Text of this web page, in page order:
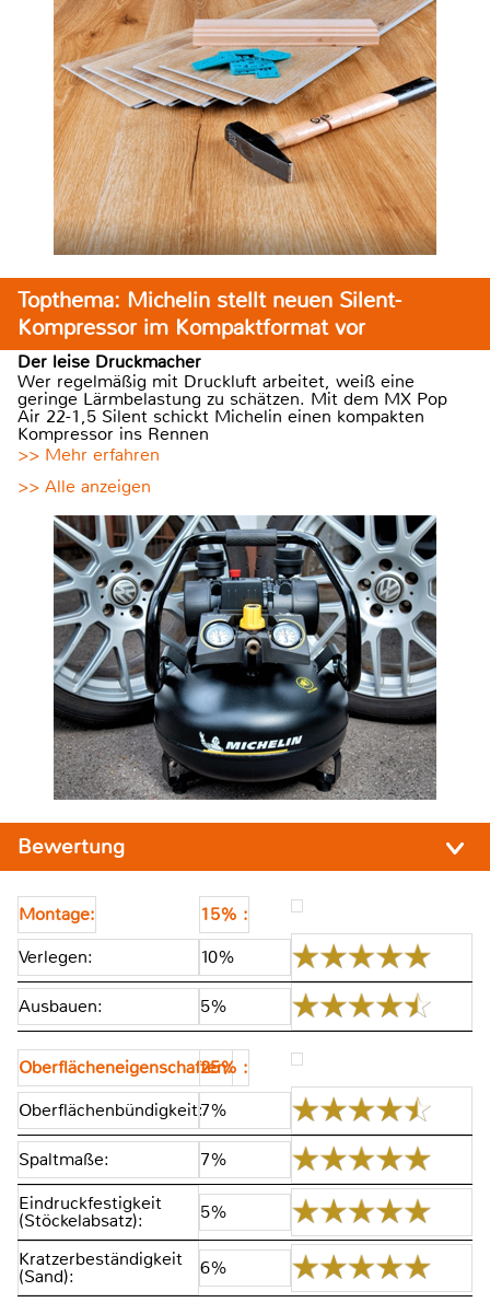
Topthema: Michelin stellt neuen Silent-
Kompressor im Kompaktformat vor
Der leise Druckmacher
Wer regelmäßig mit Druckluft arbeitet, weiß eine
geringe Lärmbelastung zu schätzen. Mit dem MX Pop
Air 22-1,5 Silent schickt Michelin einen kompakten
Kompressor ins Rennen
>> Mehr erfahren
>> Alle anzeigen
Bewertung
Montage:
15% :
Verlegen:
10%
Ausbauen: 5%
Oberflächeneigenschaften:
25% :
Oberflächenbündigkeit:7%
Spaltmaße:
7%
Eindruckfestigkeit
(Stöckelabsatz): 5%
Kratzerbeständigkeit
(Sand): 6%